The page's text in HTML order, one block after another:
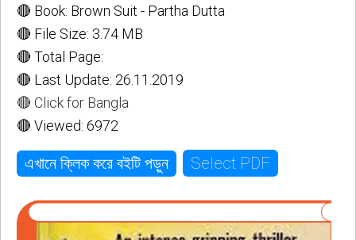
🔴 Book: Brown Suit - Partha Dutta
🔴 File Size: 3.74 MB
🔴 Total Page:
🔴 Last Update: 26.11.2019
🔴 Click for Bangla
🔴 Viewed: 6972
এখানে ক্লিক করে বইটি পড়ুন Select PDF